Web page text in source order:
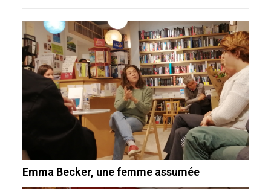
Emma Becker, une femme assumée